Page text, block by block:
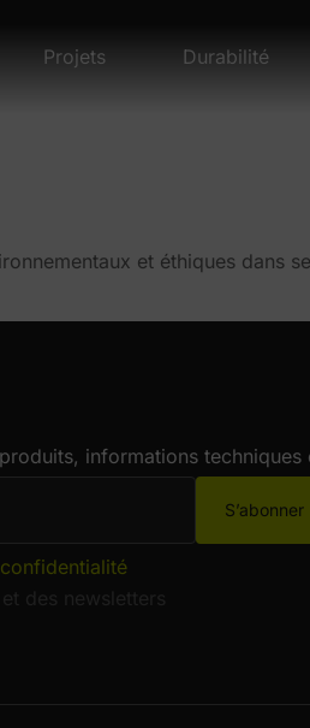
Projets Durabilité
et éthiques dans
informations techniques
S’abonner